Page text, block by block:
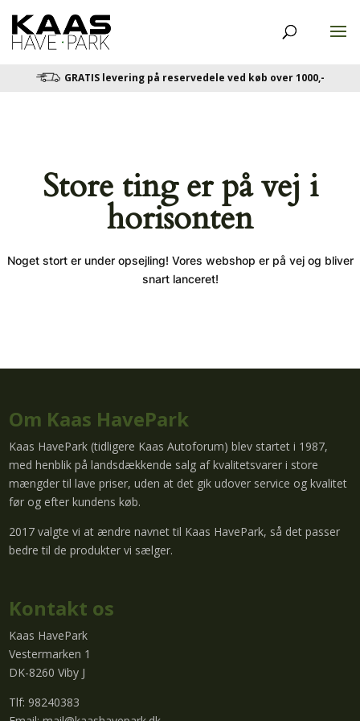
GRATIS levering på reservedele ved køb over 1000,-
Store ting er på vej i
horisonten
Noget stort er under opsejling! Vores webshop er på vej og bliver
snart lanceret!
Om Kaas HavePark
Kaas HavePark (tidligere Kaas Autoforum) blev startet i 1987,
med henblik på landsdækkende salg af kvalitetsvarer i store
mængder til lave priser, uden at det gik udover service og kvalitet
før og efter kundens køb.
2017 valgte vi at ændre navnet til Kaas HavePark, så det passer
bedre til de produkter vi sælger.
Kontakt os
Kaas HavePark
Vestermarken 1
DK-8260 Viby J
Tlf: 98240383